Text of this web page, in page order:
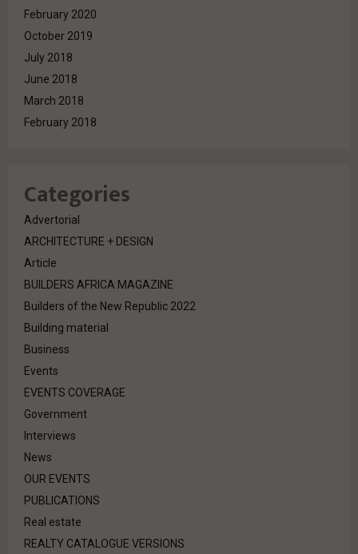
February 2020
October 2019
July 2018
June 2018
March 2018
February 2018
Categories
Advertorial
ARCHITECTURE + DESIGN
Article
BUILDERS AFRICA MAGAZINE
Builders of the New Republic 2022
Building material
Business
Events
EVENTS COVERAGE
Government
Interviews
News
OUR EVENTS
PUBLICATIONS
Real estate
REALTY CATALOGUE VERSIONS